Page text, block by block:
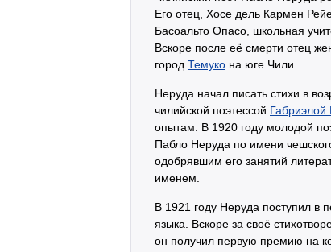
Его отец, Хосе дель Кармен
Басоальто Опасо, школьная
Вскоре после её смерти отец
город Темуко на юге Чили.
Неруда начал писать стихи в
чилийской поэтессой Габриэлой
опытам. В 1920 году молодой
Пабло Неруда по имени
одобрявшим его занятий
именем.
В 1921 году Неруда поступил в
языка. Вскоре за своё
он получил первую премию на